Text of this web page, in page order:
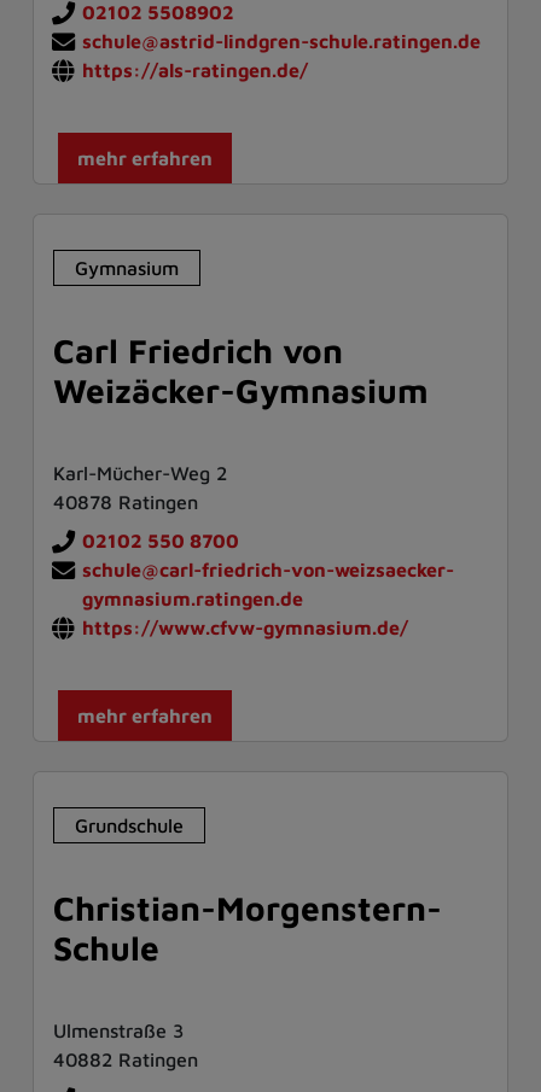
02102 5508902
schule@astrid-lindgren-schule.ratingen.de
https://als-ratingen.de/
mehr erfahren
Gymnasium
Carl Friedrich von
Weizäcker-Gymnasium
Karl-Mücher-Weg 2
40878 Ratingen
02102 550 8700
schule@carl-friedrich-von-weizsaecker-
gymnasium.ratingen.de
https://www.cfvw-gymnasium.de/
mehr erfahren
Grundschule
Christian-Morgenstern-
Schule
Ulmenstraße 3
40882 Ratingen